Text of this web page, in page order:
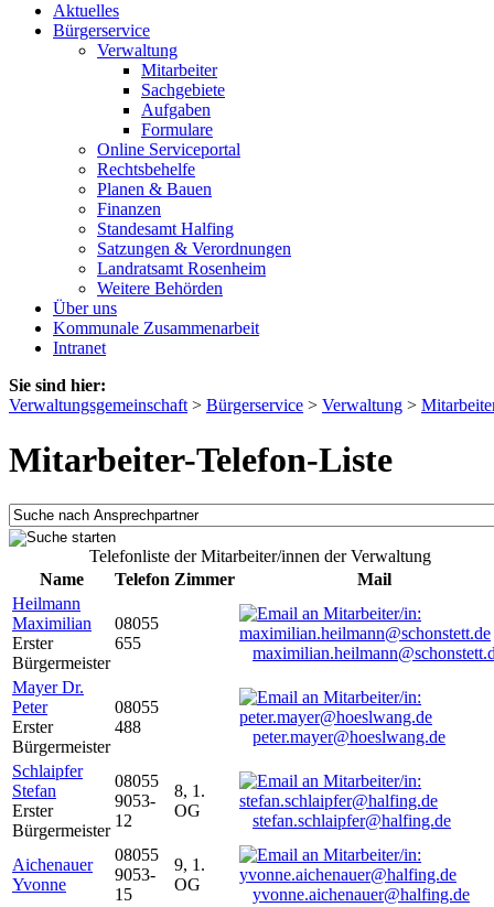
Aktuelles
Bürgerservice
Verwaltung
Mitarbeiter
Sachgebiete
Aufgaben
Formulare
Online Serviceportal
Rechtsbehelfe
Planen & Bauen
Finanzen
Standesamt Halfing
Satzungen & Verordnungen
Landratsamt Rosenheim
Weitere Behörden
Über uns
Kommunale Zusammenarbeit
Intranet
Sie sind hier:
Verwaltungsgemeinschaft > Bürgerservice > Verwaltung >
Mitarbeiter-Telefon-Liste
Telefonliste der Mitarbeiter/innen der Verwaltung
Name
Telefon Zimmer
Mail
Heilmann
Maximilian
Erster
Bürgermeister
08055
655
Mayer Dr.
Peter
Erster
Bürgermeister
08055
488
peter.mayer@hoeslwang.de
Schlaipfer
Stefan
Erster
Bürgermeister
08055
9053-
12
8, 1.
OG
stefan.schlaipfer@halfing.de
Aichenauer
Yvonne
08055
9053-
15
9, 1.
OG
yvonne.aichenauer@halfing.de